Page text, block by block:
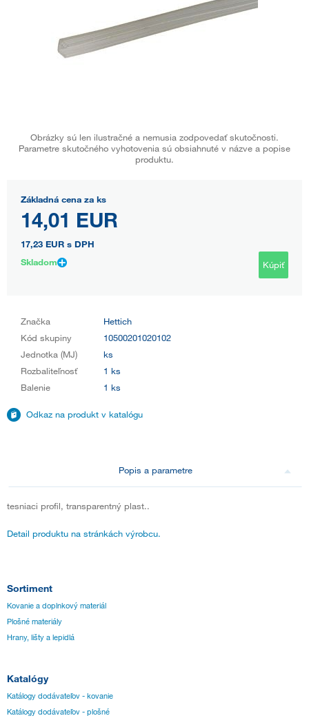
Obrázky sú len ilustračné a nemusia zodpovedať skutočnosti.
Parametre skutočného vyhotovenia sú obsiahnuté v názve a popise
produktu.
Základná cena za ks
14,01 EUR
17,23 EUR s DPH
Skladom
Kúpiť
Značka
Hettich
Kód skupiny
10500201020102
Jednotka (MJ)
ks
Rozbaliteľnosť
1 ks
Balenie
1 ks
Odkaz na produkt v katalógu
Popis a parametre
tesniaci profil, transparentný plast..
Detail produktu na stránkách výrobcu.
Sortiment
Kovanie a doplnkový materiál
Plošné materiály
Hrany, lišty a lepidlá
Katalógy
Katálogy dodávateľov - kovanie
Katálogy dodávateľov - plošné